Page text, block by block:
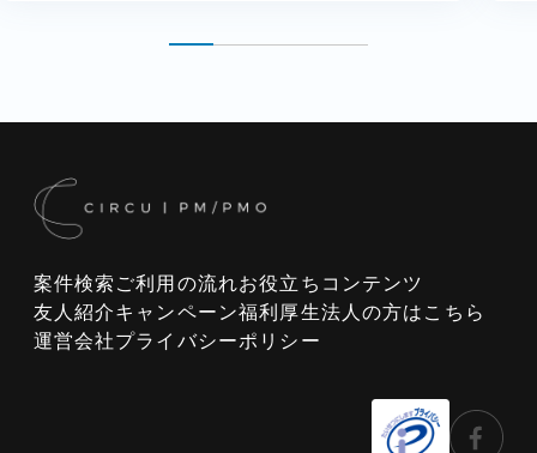
案件検索 ご利用の流れお役立ちコンテンツ
友人紹介キャンペーン福利厚生法人の方はこちら
運営会社プライバシーポリシー